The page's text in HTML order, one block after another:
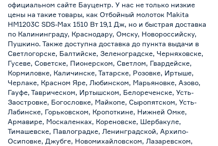
официальном сайте Бауцентр. У нас не только низкие
цены на такие товары, как Отбойный молоток Makita
HM1203C SDS-Max 1510 Вт 19,1 Дж, но и быстрая доставка
по Калининграду, Краснодару, Омску, Новороссийску,
Пушкино. Также доступна доставка до пункта выдачи в
Светлогорске, Балтийске, Зеленоградске, Черняховске,
Гусеве, Советске, Пионерском, Светлом, Гвардейске,
Кормиловке, Каличинске, Татарске, Розовке, Иртыше,
Черлаке, Красном Яре, Любинском, Марьяновке, Азово,
Гауфе, Таврическом, Иртышском, Белореченске, Усть-
Заостровке, Богословке, Майкопе, Сыропятском, Усть-
Лабинске, Горьковском, Кропоткине, Нижней Омке,
Армавире, Москаленках, Кореновске, Шербакуле,
Тимашевске, Павлоградке, Ленинградской, Архипо-
Осиповке, Джубге, Новомихайловском, Лазаревском,